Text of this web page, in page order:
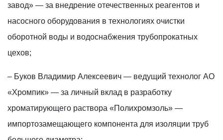
завод» — за внедрение отечественных реагентов и
насосного оборудования в технологиях очистки
оборотной воды и водоснабжения трубопрокатных
цехов;
– Буков Владимир Алексеевич — ведущий технолог АО
«Хромпик» — за личный вклад в разработку
хроматирующего раствора «Полихромзоль» —
импортозамещающего компонента для изоляции труб